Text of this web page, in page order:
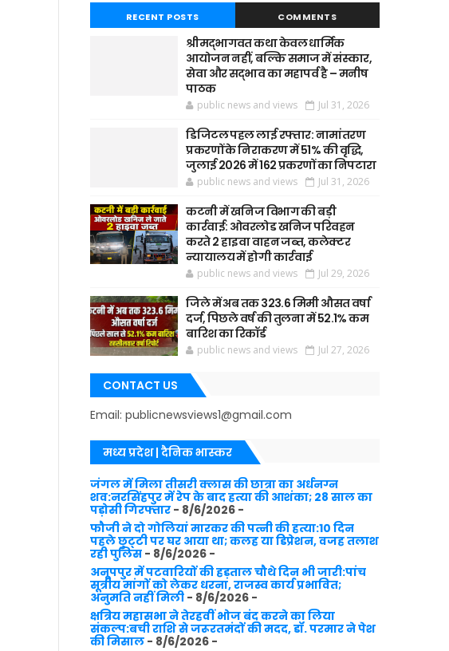
RECENT POSTS COMMENTS
श्रीमद्भागवत कथा केवल धार्मिक
आयोजन नहीं, बल्कि समाज में संस्कार,
सेवा और सद्भाव का महापर्व है – मनीष
पाठक
public news and views Jul 31, 2026
डिजिटल पहल लाई रफ्तार: नामांतरण
प्रकरणों के निराकरण में 51% की वृद्धि,
जुलाई 2026 में 162 प्रकरणों का निपटारा
public news and views Jul 31, 2026
कटनी में खनिज विभाग की बड़ी
कार्रवाई: ओवरलोड खनिज परिवहन
करते 2 हाइवा वाहन जब्त, कलेक्टर
न्यायालय में होगी कार्रवाई
public news and views Jul 29, 2026
जिले में अब तक 323.6 मिमी औसत वर्षा
दर्ज, पिछले वर्ष की तुलना में 52.1% कम
बारिश का रिकॉर्ड
public news and views Jul 27, 2026
CONTACT US
Email: publicnewsviews1@gmail.com
मध्य प्रदेश | दैनिक भास्कर
जंगल में मिला तीसरी क्लास की छात्रा का अर्धनग्न
शव:नरसिंहपुर में रेप के बाद हत्या की आशंका; 28 साल का
पड़ोसी गिरफ्तार - 8/6/2026 -
फौजी ने दो गोलियां मारकर की पत्नी की हत्या:10 दिन
पहले छुट्‌टी पर घर आया था; कलह या डिप्रेशन, वजह तलाश
रही पुलिस - 8/6/2026 -
अनूपपुर में पटवारियों की हड़ताल चौथे दिन भी जारी:पांच
सूत्रीय मांगों को लेकर धरना, राजस्व कार्य प्रभावित;
अनुमति नहीं मिली - 8/6/2026 -
क्षत्रिय महासभा ने तेरहवीं भोज बंद करने का लिया
संकल्प:बची राशि से जरूरतमंदों की मदद, डॉ. परमार ने पेश
की मिसाल - 8/6/2026 -